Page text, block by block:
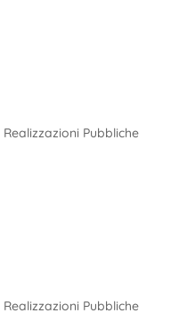
Realizzazioni Pubbliche
Realizzazioni Pubbliche